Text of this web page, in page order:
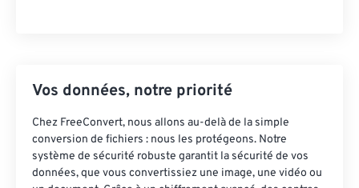
Vos données, notre priorité
Chez FreeConvert, nous allons au-delà de la simple
conversion de fichiers : nous les protégeons. Notre
système de sécurité robuste garantit la sécurité de vos
données, que vous convertissiez une image, une vidéo ou